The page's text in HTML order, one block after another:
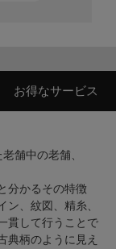
お得なサービス
舗中の老舗、
分かるその特徴
、紋図、精糸、
貫して行うことで
典柄のように見え